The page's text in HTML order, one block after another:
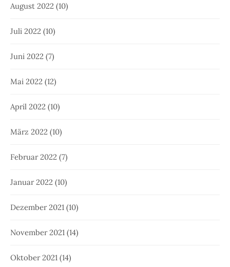
August 2022 (10)
Juli 2022 (10)
Juni 2022 (7)
Mai 2022 (12)
April 2022 (10)
März 2022 (10)
Februar 2022 (7)
Januar 2022 (10)
Dezember 2021 (10)
November 2021 (14)
Oktober 2021 (14)